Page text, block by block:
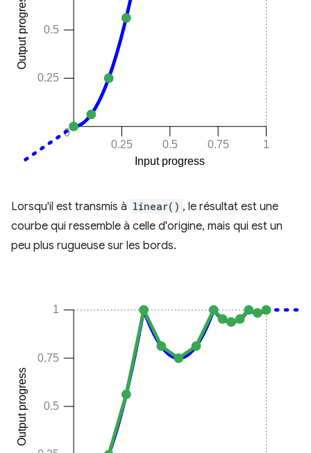
Lorsqu'il est transmis à linear() , le résultat est une
courbe qui ressemble à celle d'origine, mais qui est un
peu plus rugueuse sur les bords.